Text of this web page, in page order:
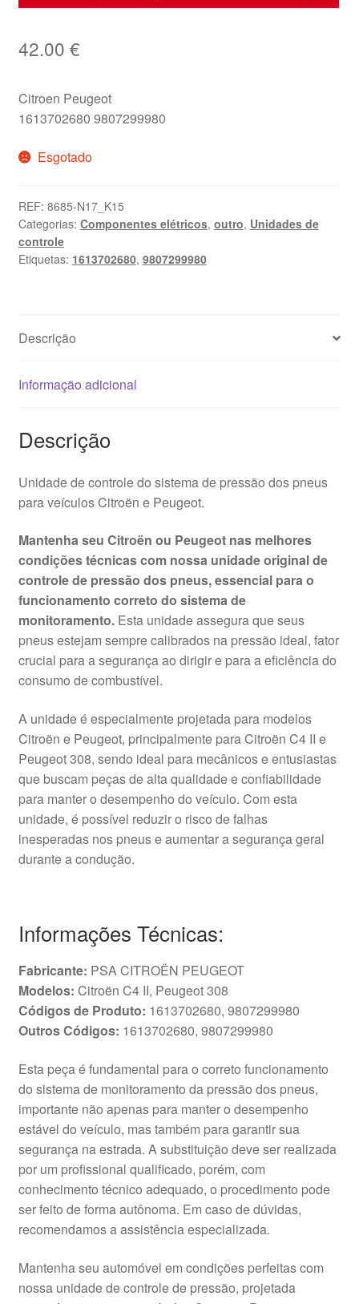
42.00 €
Citroen Peugeot
1613702680 9807299980
Esgotado
REF: 8685-N17_K15
Categorias: Componentes elétricos, outro, Unidades de
controle
Etiquetas: 1613702680, 9807299980
Descrição
Informação adicional
Descrição
Unidade de controle do sistema de pressão dos pneus
para veículos Citroën e Peugeot.
Mantenha seu Citroën ou Peugeot nas melhores
condições técnicas com nossa unidade original de
controle de pressão dos pneus, essencial para o
funcionamento correto do sistema de
monitoramento.Esta unidade assegura que seus
pneus estejam sempre calibrados na pressão ideal, fator
crucial para a segurança ao dirigir e para a eficiência do
consumo de combustível.
A unidade é especialmente projetada para modelos
Citroën e Peugeot, principalmente para Citroën C4 II e
Peugeot 308, sendo ideal para mecânicos e entusiastas
que buscam peças de alta qualidade e confiabilidade
para manter o desempenho do veículo. Com esta
unidade, é possível reduzir o risco de falhas
inesperadas nos pneus e aumentar a segurança geral
durante a condução.
Informações Técnicas:
Fabricante: PSA CITROËN PEUGEOT
Modelos: Citroën C4 II, Peugeot 308
Códigos de Produto: 1613702680, 9807299980
Outros Códigos: 1613702680, 9807299980
Esta peça é fundamental para o correto funcionamento
do sistema de monitoramento da pressão dos pneus,
importante não apenas para manter o desempenho
estável do veículo, mas também para garantir sua
segurança na estrada. A substituição deve ser realizada
por um profissional qualificado, porém, com
conhecimento técnico adequado, o procedimento pode
ser feito de forma autônoma. Em caso de dúvidas,
recomendamos a assistência especializada.
Mantenha seu automóvel em condições perfeitas com
nossa unidade de controle de pressão, projetada